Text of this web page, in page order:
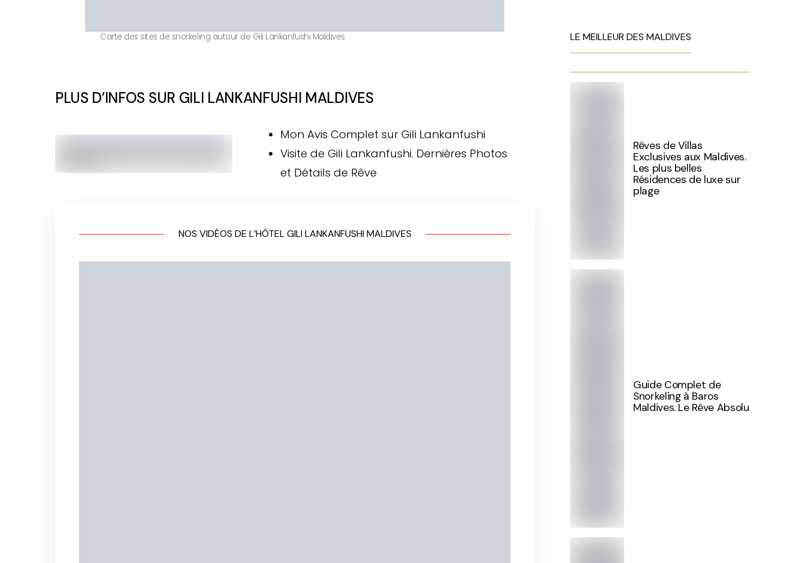
Carte des sites de snorkeling autour de Gili Lankanfushi Maldives
PLUS D’INFOS SUR GILI LANKANFUSHI MALDIVES
Mon Avis Complet sur Gili Lankanfushi
Visite de Gili Lankanfushi. Dernières Photos
et Détails de Rêve
NOS VIDÉOS DE L’HÔTEL GILI LANKANFUSHI MALDIVES
LE MEILLEUR DES MALDIVES
Rêves de Villas
Exclusives aux Maldives.
Les plus belles
Résidences de luxe sur
plage
Guide Complet de
Snorkeling à Baros
Maldives. Le Rêve Absolu